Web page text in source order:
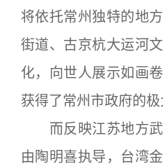
将依托常州独特的地
街道、古京杭大运河
化，向世人展示如画
获得了常州市政府的极
而反映江苏地方武
由陶明喜执导，台湾